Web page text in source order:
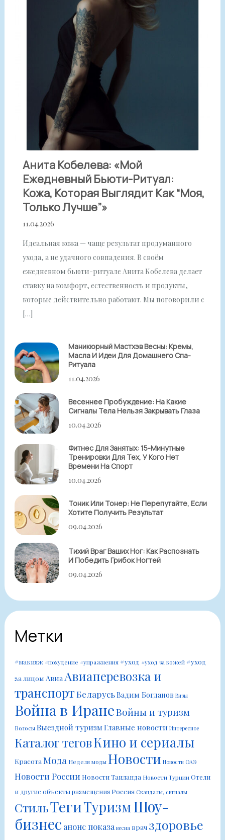
Анита Кобелева: «Мой
Ежедневный Бьюти-Ритуал:
Кожа, Которая Выглядит Как “моя,
Только Лучше”»
11.04.2026
Идеальная кожа — чаще результат продуманного
ухода, а не удачного совпадения. В своём
ежедневном бьюти-ритуале Анита Кобелева делает
ставку на комфорт, естественность и продукты,
которые действительно работают. Мы поговорили с
[…]
Маникюрный Мастхэв Весны: Кремы,
Масла И Идеи Для Домашнего Спа-
Ритуала
11.04.2026
Весеннее Пробуждение: На Какие
Сигналы Тела Нельзя Закрывать Глаза
10.04.2026
Фитнес Для Занятых: 15-Минутные
Тренировки Для Тех, У Кого Нет
Времени На Спорт
10.04.2026
Тоник Или Тонер: Не Перепутайте, Если
Хотите Получить Результат
09.04.2026
Тихий Враг Ваших Ног: Как Распознать
И Победить Грибок Ногтей
09.04.2026
Метки
#макияж #похудение #упражнения #уход #уход за кожей #уход
за лицом Авиа Авиаперевозка и
транспортБеларусьВадим Богданов Визы
Война в ИранеВойны и туризм
ВолосыВыездной туризмГлавные новости Интересное
Каталог теговКино и сериалы
Красота Мода Неделя моды Новости Новости ОАЭ
Новости России Новости Таиланда Новости ТурцииОтели
и другие объекты размещенияРоссия Скандалы, сигналы
СтильТегиТуризмШоу-
бизнес анонс показа весна врач здоровье